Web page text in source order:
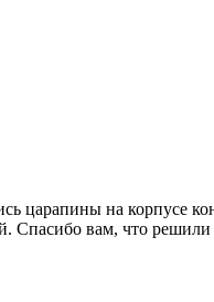
царапины на корпусе
Спасибо вам, что